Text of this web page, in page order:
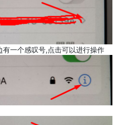
一个感叹号,点击可以进行操作